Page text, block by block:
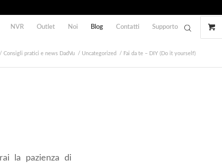
NVR Outlet Noi Blog Contatti Supporto
/ Consigli pratici e news DadVu / Uncategorized / Fai da te – DIY (Do it yourself)
la pazienza di